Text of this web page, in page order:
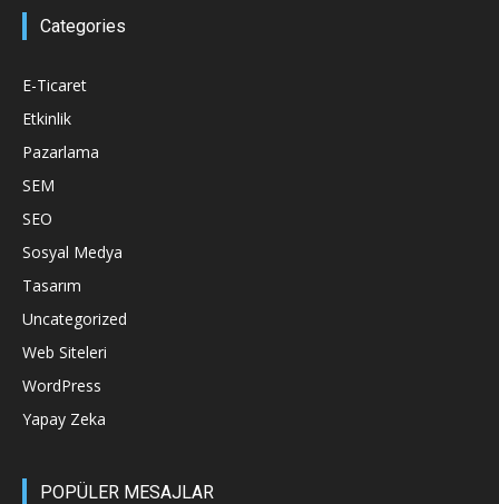
Categories
E-Ticaret
Etkinlik
Pazarlama
SEM
SEO
Sosyal Medya
Tasarım
Uncategorized
Web Siteleri
WordPress
Yapay Zeka
POPÜLER MESAJLAR